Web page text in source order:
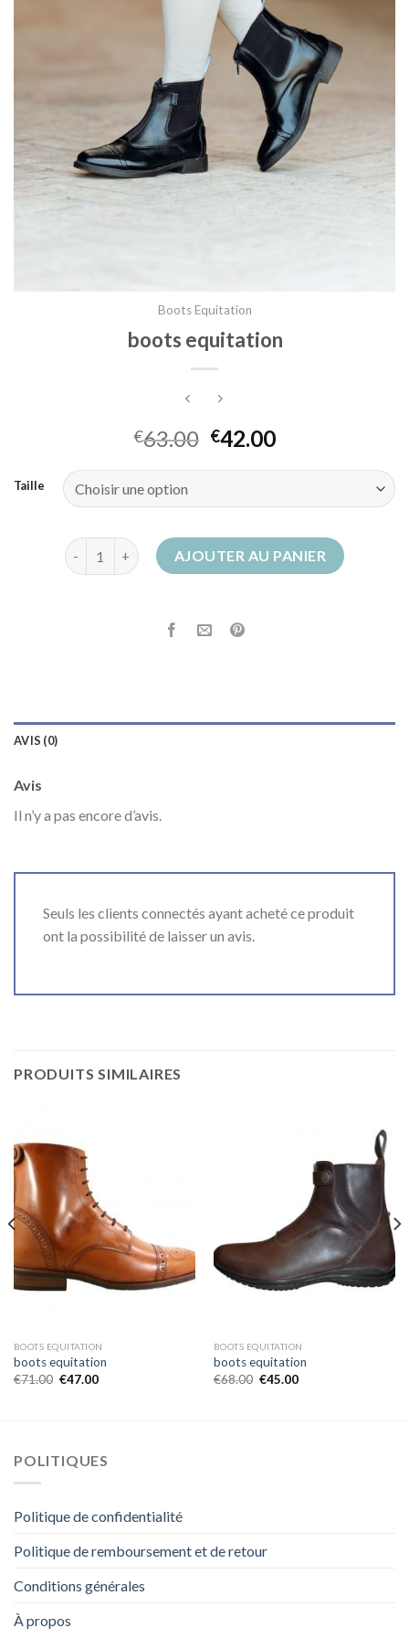
Boots Equitation
boots equitation
€63.00 €42.00
Taille
quantité de boots equitationAJOUTER AU PANIER
AVIS (0)
Avis
Il n’y a pas encore d’avis.
Seuls les clients connectés ayant acheté ce produit
ont la possibilité de laisser un avis.
PRODUITS SIMILAIRES
BOOTS EQUITATION
boots equitation
€71.00 €47.00
BOOTS EQUITATION
boots equitation
€68.00 €45.00
POLITIQUES
Politique de confidentialité
Politique de remboursement et de retour
Conditions générales
À propos